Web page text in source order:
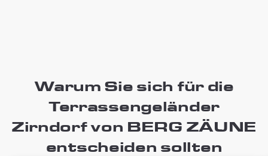
Warum Sie sich für die
Terrassengeländer
Zirndorf von BERG ZÄUNE
entscheiden sollten